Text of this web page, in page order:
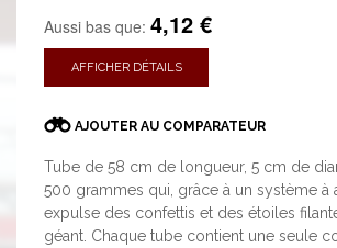
Aussi bas que: 4,12 €
AFFICHER DÉTAILS
AJOUTER AU COMPARATEUR
Tube de 58 cm de longueur, 5 cm de
500 grammes qui, grâce à un système à
expulse des confettis et des étoiles
géant. Chaque tube contient une seule